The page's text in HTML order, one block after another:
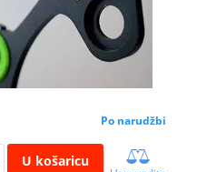
Po narudžbi
U košaricu